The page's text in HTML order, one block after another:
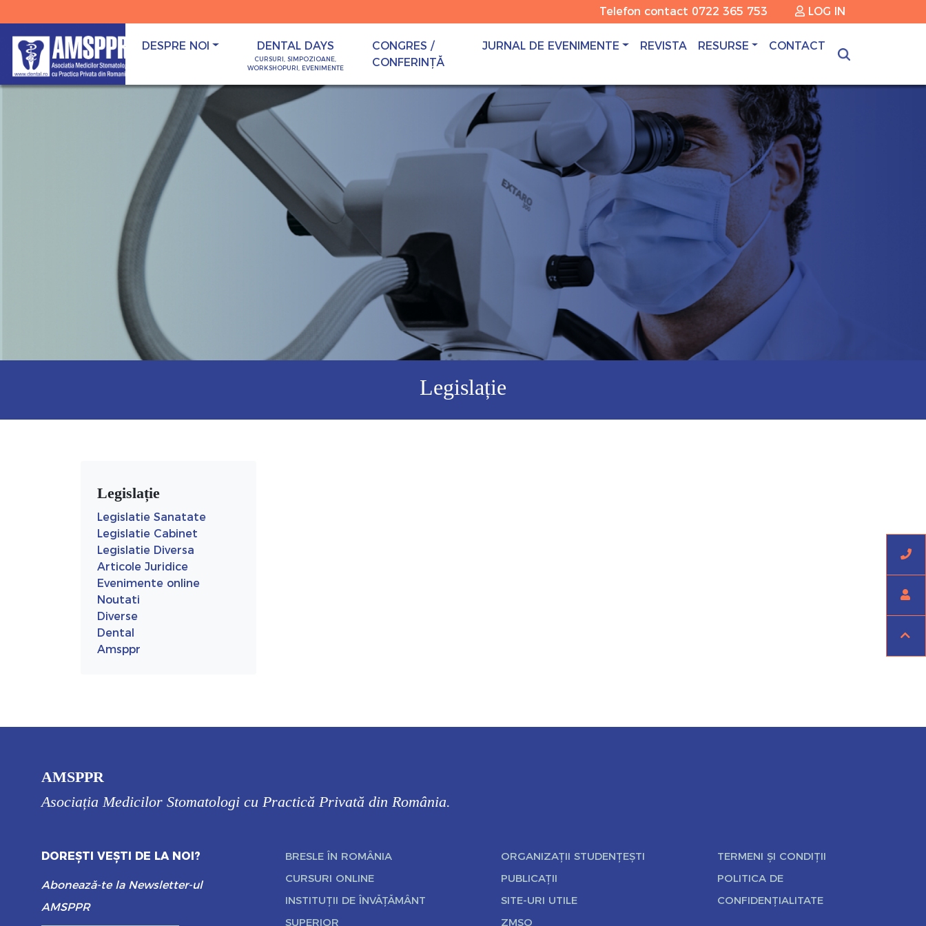
Telefon contact 0722 365 753 LOG IN
DESPRE NOI DENTAL DAYS
CURSURI, SIMPOZIOANE,
WORKSHOPURI, EVENIMENTE
CONGRES /
CONFERINȚĂ
JURNAL DE EVENIMENTE REVISTA RESURSE CONTACT
Legislație
Legislație
Legislatie Sanatate
Legislatie Cabinet
Legislatie Diversa
Articole Juridice
Evenimente online
Noutati
Diverse
Dental
Amsppr
AMSPPR
Asociația Medicilor Stomatologi cu Practică Privată din România.
DOREȘTI VEȘTI DE LA NOI?
Abonează-te la Newsletter-ul
AMSPPR
BRESLE ÎN ROMÂNIA
CURSURI ONLINE
INSTITUȚII DE ÎNVĂȚĂMÂNT
SUPERIOR
ORGANIZAȚII STUDENȚEȘTI
PUBLICAȚII
SITE-URI UTILE
ZMSO
TERMENI ȘI CONDIȚII
POLITICA DE
CONFIDENȚIALITATE